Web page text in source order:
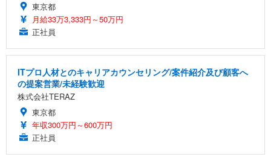
東京都
月給33万3,333円～50万円
正社員
ITプロ人材とのキャリアカウンセリング/案件紹介及び顧客へ
の提案営業/未経験歓迎
株式会社TERAZ
東京都
年収300万円～600万円
正社員